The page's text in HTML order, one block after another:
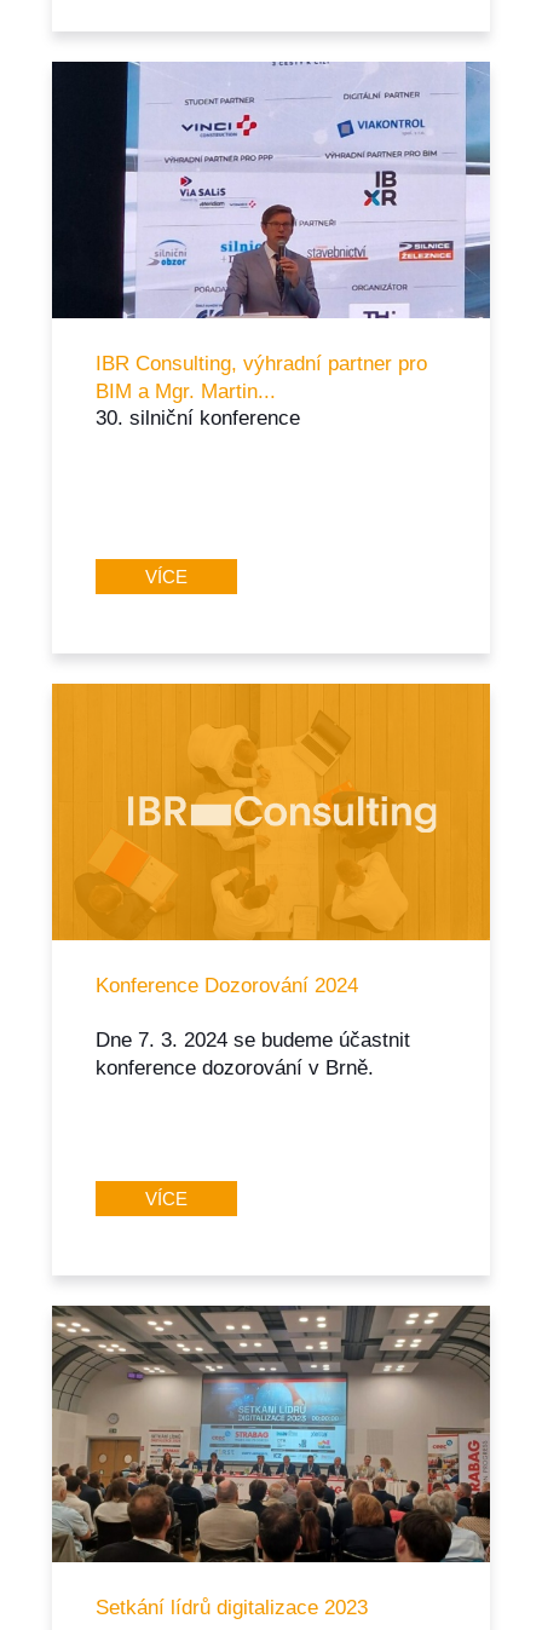
IBR Consulting, výhradní partner pro
BIM a Mgr. Martin...
30. silniční konference
VÍCE
Konference Dozorování 2024
Dne 7. 3. 2024 se budeme účastnit
konference dozorování v Brně.
VÍCE
Setkání lídrů digitalizace 2023